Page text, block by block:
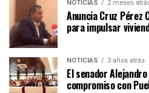
NOTICIAS 2 meses
Anuncia Cruz Pérez
para impulsar
NOTICIAS 3 años atrás
El senador
compromiso con